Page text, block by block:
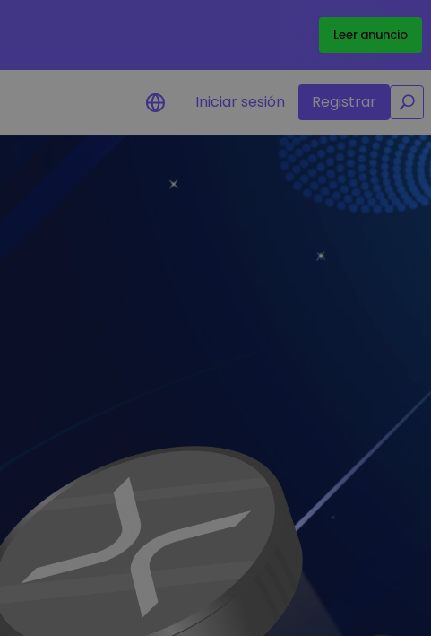
Leer anuncio
Iniciar sesión Registrar
/